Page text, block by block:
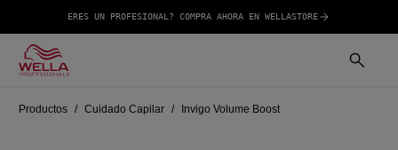
ERES UN PROFESIONAL? COMPRA AHORA EN WELLASTORE
Productos Cuidado Capilar Invigo Volume Boost